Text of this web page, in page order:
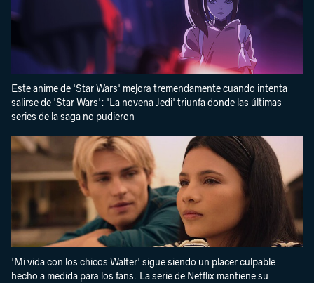
Este anime de 'Star Wars' mejora tremendamente cuando intenta
salirse de 'Star Wars': 'La novena Jedi' triunfa donde las últimas
series de la saga no pudieron
'Mi vida con los chicos Walter' sigue siendo un placer culpable
hecho a medida para los fans. La serie de Netflix mantiene su